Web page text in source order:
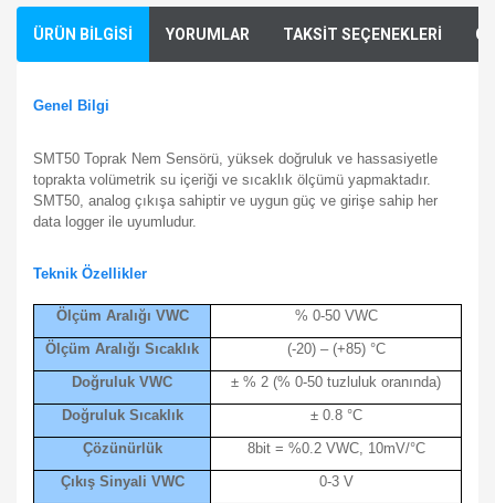
ÜRÜN BİLGİSİ YORUMLAR TAKSİT SEÇENEKLERİ
Genel Bilgi
SMT50 Toprak Nem Sensörü, yüksek doğruluk ve hassasiyetle
toprakta volümetrik su içeriği ve sıcaklık ölçümü yapmaktadır.
SMT50, analog çıkışa sahiptir ve uygun güç ve girişe sahip her
data logger ile uyumludur.
Teknik Özellikler
Ölçüm Aralığı VWC
% 0-50 VWC
Ölçüm Aralığı Sıcaklık
(-20) – (+85) °C
Doğruluk VWC
± % 2 (% 0-50 tuzluluk oranında)
Doğruluk Sıcaklık
± 0.8 °C
Çözünürlük
8bit = %0.2 VWC, 10mV/°C
Çıkış Sinyali VWC
0-3 V